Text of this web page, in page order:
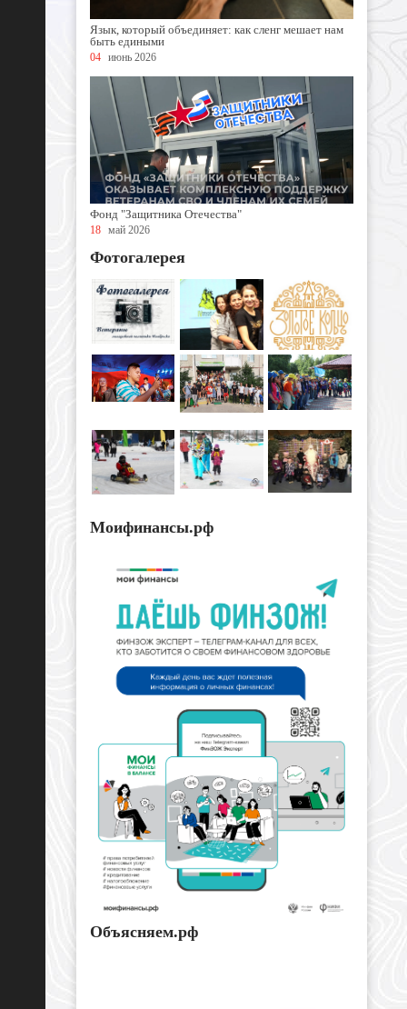
Язык, который объединяет: как сленг мешает нам
быть едиными
04 июнь 2026
Фонд "Защитника Отечества"
18 май 2026
Фотогалерея
Моифинансы.рф
Объясняем.рф